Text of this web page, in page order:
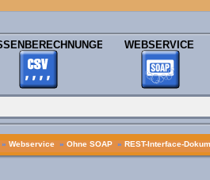
WEBSERVICE
» Webservice » Ohne SOAP » REST-Interface-